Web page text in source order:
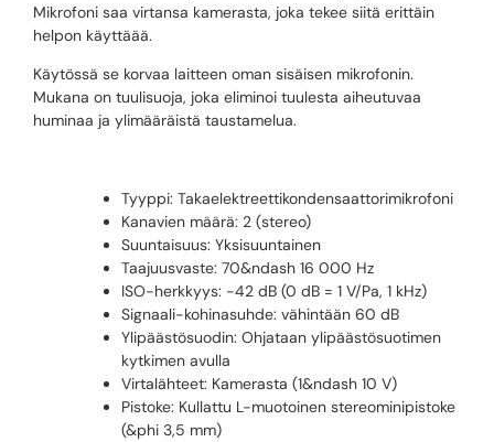
Mikrofoni saa virtansa kamerasta, joka tekee siitä erittäin
helpon käyttäää.
Käytössä se korvaa laitteen oman sisäisen mikrofonin.
Mukana on tuulisuoja, joka eliminoi tuulesta aiheutuvaa
huminaa ja ylimääräistä taustamelua.
Tyyppi: Takaelektreettikondensaattorimikrofoni
Kanavien määrä: 2 (stereo)
Suuntaisuus: Yksisuuntainen
Taajuusvaste: 70&ndash 16 000 Hz
ISO-herkkyys: -42 dB (0 dB = 1 V/Pa, 1 kHz)
Signaali-kohinasuhde: vähintään 60 dB
Ylipäästösuodin: Ohjataan ylipäästösuotimen
kytkimen avulla
Virtalähteet: Kamerasta (1&ndash 10 V)
Pistoke: Kullattu L-muotoinen stereominipistoke
(&phi 3,5 mm)